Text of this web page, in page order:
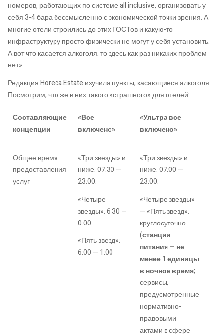
номеров, работающих по системе all inclusive, организовать у
себя 3-4 бара бессмысленно с экономической точки зрения. А
многие отели строились до этих ГОСТов и какую-то
инфраструктуру просто физически не могут у себя установить.
А вот что касается алкоголя, то здесь как раз никаких проблем
нет».
Редакция Horeca.Estate изучила пункты, касающиеся алкоголя.
Посмотрим, что же в них такого «страшного» для отелей:
Составляющие
концепции
«Все
включено»
«Ультра все
включено»
Общее время
предоставления
услуг
«Три звезды» и
ниже: 07:30 —
23:00.
«Четыре
звезды»: 6:30 —
0:00.
«Пять звезд»:
6:00 — 1:00
«Три звезды» и
ниже: 07:00 —
23:00.
«Четыре звезды»
— «Пять звезд»:
круглосуточно
(станции
питания — не
менее 1 единицы
в ночное время;
сервисы,
предусмотренные
нормативно-
правовыми
актами в сфере